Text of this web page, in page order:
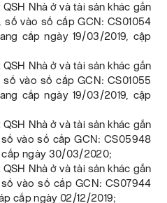
Nhà ở và tài sản khác gắn
vào số cấp GCN: CS01054
cấp ngày 19/03/2019, cập
Nhà ở và tài sản khác gắn
vào số cấp GCN: CS01055
cấp ngày 19/03/2019, cập
Nhà ở và tài sản khác gắn
vào số cấp GCN: CS05948
cấp ngày 30/03/2020;
Nhà ở và tài sản khác gắn
vào số cấp GCN: CS07944
cấp ngày 02/12/2019;